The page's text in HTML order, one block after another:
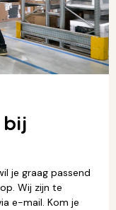
je graag passend
Wij zijn te
e-mail. Kom je